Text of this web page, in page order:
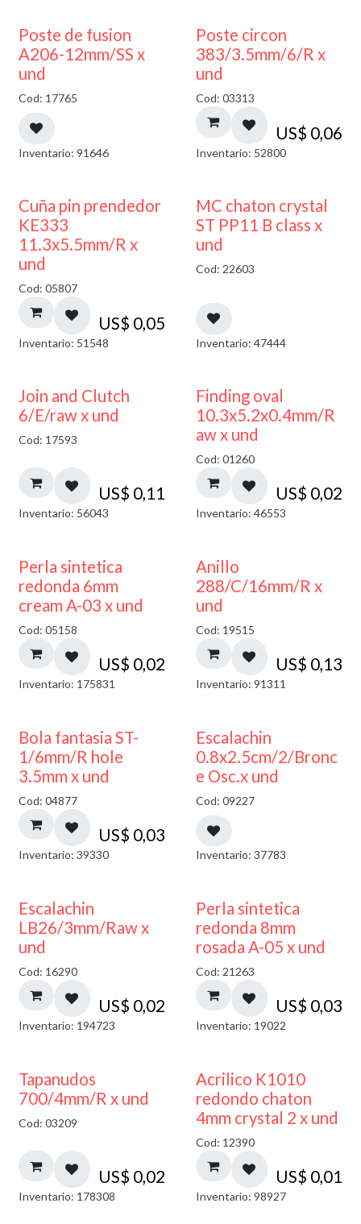
Poste de fusion
A206-12mm/SS x
und
Cod: 17765
Inventario: 91646
Poste circon
383/3.5mm/6/R x
und
Cod: 03313
US$ 0,06
Inventario: 52800
Cuña pin prendedor
KE333
11.3x5.5mm/R x
und
Cod: 05807
US$ 0,05
Inventario: 51548
MC chaton crystal
ST PP11 B class x
und
Cod: 22603
Inventario: 47444
Join and Clutch
6/E/raw x und
Cod: 17593
US$ 0,11
Inventario: 56043
Finding oval
10.3x5.2x0.4mm/R
aw x und
Cod: 01260
US$ 0,02
Inventario: 46553
Perla sintetica
redonda 6mm
cream A-03 x und
Cod: 05158
US$ 0,02
Inventario: 175831
Anillo
288/C/16mm/R x
und
Cod: 19515
US$ 0,13
Inventario: 91311
Bola fantasia ST-
1/6mm/R hole
3.5mm x und
Cod: 04877
US$ 0,03
Inventario: 39330
Escalachin
0.8x2.5cm/2/Bronc
e Osc.x und
Cod: 09227
Inventario: 37783
Escalachin
LB26/3mm/Raw x
und
Cod: 16290
US$ 0,02
Inventario: 194723
Perla sintetica
redonda 8mm
rosada A-05 x und
Cod: 21263
US$ 0,03
Inventario: 19022
Tapanudos
700/4mm/R x und
Cod: 03209
US$ 0,02
Inventario: 178308
50% DESCUENTO
Acrilico K1010
redondo chaton
4mm crystal 2 x und
Cod: 12390
US$ 0,01
Inventario: 98927